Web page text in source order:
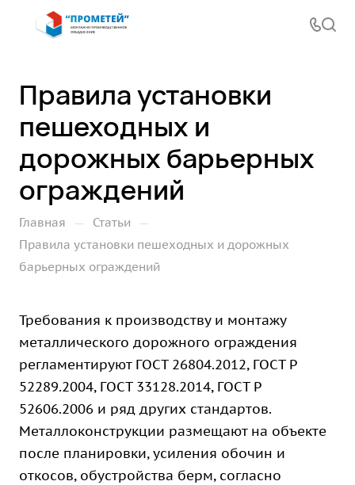
Правила установки
пешеходных и
дорожных барьерных
ограждений
Главная — Статьи —
Правила установки пешеходных и дорожных
барьерных ограждений
Требования к производству и монтажу
металлического дорожного ограждения
регламентируют ГОСТ 26804.2012, ГОСТ Р
52289.2004, ГОСТ 33128.2014, ГОСТ Р
52606.2006 и ряд других стандартов.
Металлоконструкции размещают на объекте
после планировки, усиления обочин и
откосов, обустройства берм, согласно